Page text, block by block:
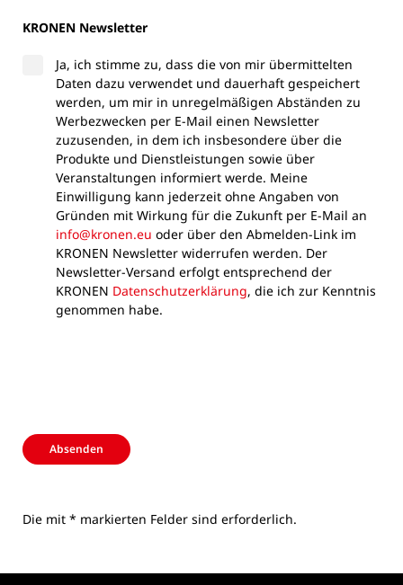
KRONEN Newsletter
Ja, ich stimme zu, dass die von mir übermittelten
Daten dazu verwendet und dauerhaft gespeichert
werden, um mir in unregelmäßigen Abständen zu
Werbezwecken per E-Mail einen Newsletter
zuzusenden, in dem ich insbesondere über die
Produkte und Dienstleistungen sowie über
Veranstaltungen informiert werde. Meine
Einwilligung kann jederzeit ohne Angaben von
Gründen mit Wirkung für die Zukunft per E-Mail an
info@kronen.eu oder über den Abmelden-Link im
KRONEN Newsletter widerrufen werden. Der
Newsletter-Versand erfolgt entsprechend der
KRONEN Datenschutzerklärung, die ich zur Kenntnis
genommen habe.
Absenden
Die mit * markierten Felder sind erforderlich.